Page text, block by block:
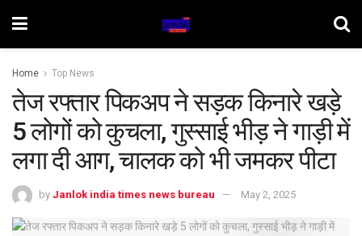
Home Top News
तेज रफ्तार पिकअप ने सड़क किनारे खड़े
5 लोगों को कुचला, गुस्साई भीड़ ने गाड़ी में
लगा दी आग, चालक को भी जमकर पीटा
by Janlok india times news bureau May 2, 2025